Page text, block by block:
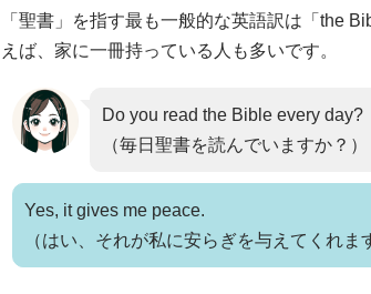
「聖書」を指す最も一般的な英語訳は「the
えば、家に一冊持っている人も多いです。
Do you read the Bible every day?
（毎日聖書を読んでいますか？）
Yes, it gives me peace.
（はい、それが私に安らぎを与えてくれま